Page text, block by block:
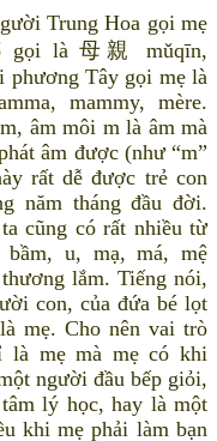
Trung Hoa gọi mẹ
gọi là 母親 mǔqīn,
phương Tây gọi mẹ là
mammy, mère.
âm môi m là âm mà
âm được (như “m”
rất dễ được trẻ con
năm tháng đầu đời.
cũng có rất nhiều từ
u, mạ, má, mệ
lắm. Tiếng nói,
con, của đứa bé lọt
mẹ. Cho nên vai trò
là mẹ mà mẹ có khi
người đầu bếp giỏi,
lý học, hay là một
khi mẹ phải làm bạn